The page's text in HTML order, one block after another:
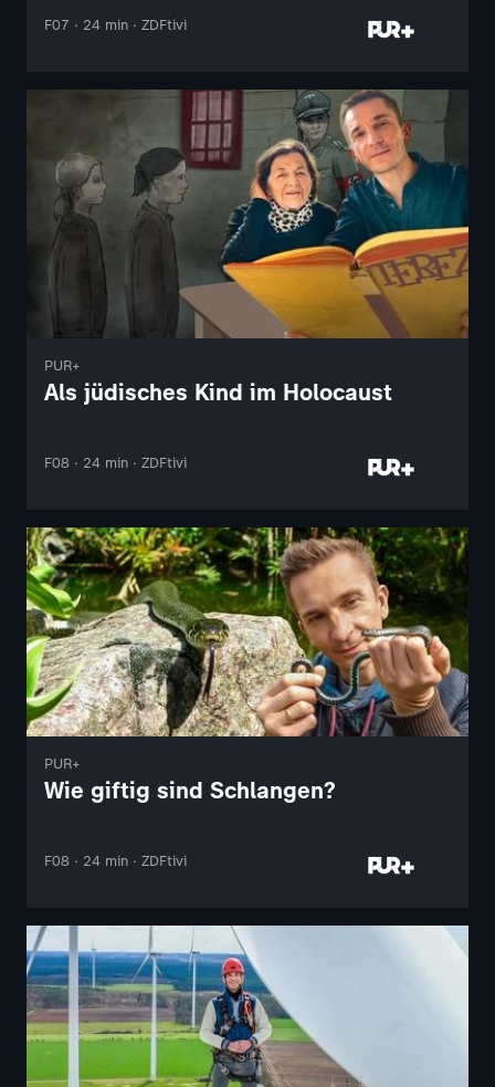
F07 · 24 min · ZDFtivi
PUR+
Als jüdisches Kind im Holocaust
F08 · 24 min · ZDFtivi
PUR+
Wie giftig sind Schlangen?
F08 · 24 min · ZDFtivi